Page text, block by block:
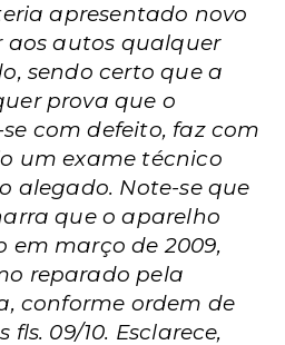
apresentado novo
aos autos qualquer
sendo certo que a
prova que o
com defeito, faz com
um exame técnico
alegado. Note-se que
que o aparelho
em março de 2009,
reparado pela
conforme ordem de
09/10. Esclarece,